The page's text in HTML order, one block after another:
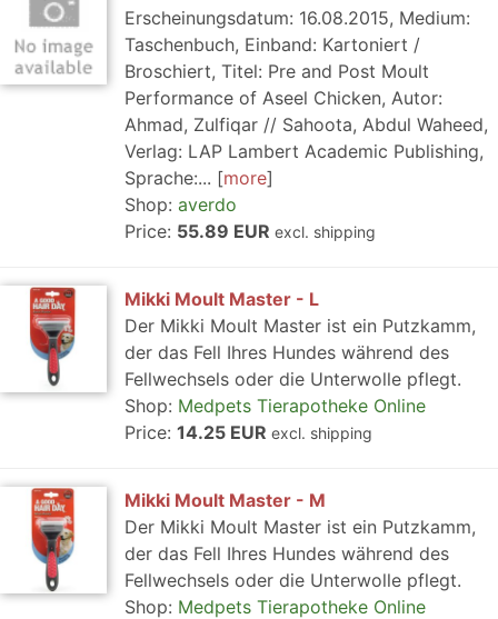
Erscheinungsdatum: 16.08.2015, Medium:
Taschenbuch, Einband: Kartoniert /
Broschiert, Titel: Pre and Post Moult
Performance of Aseel Chicken, Autor:
Ahmad, Zulfiqar // Sahoota, Abdul Waheed,
Verlag: LAP Lambert Academic Publishing,
Sprache:...
more
Shop: averdo
Price: 55.89 EUR excl. shipping
Mikki Moult Master - L
Der Mikki Moult Master ist ein Putzkamm,
der das Fell Ihres Hundes während des
Fellwechsels oder die Unterwolle pflegt.
Shop: Medpets Tierapotheke Online
Price: 14.25 EUR excl. shipping
Mikki Moult Master - M
Der Mikki Moult Master ist ein Putzkamm,
der das Fell Ihres Hundes während des
Fellwechsels oder die Unterwolle pflegt.
Shop: Medpets Tierapotheke Online